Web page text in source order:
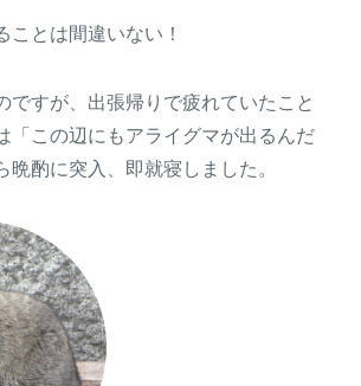
ことは間違いない！
ですが、出張帰りで疲れていたこと
「この辺にもアライグマが出るんだ
晩酌に突入、即就寝しました。